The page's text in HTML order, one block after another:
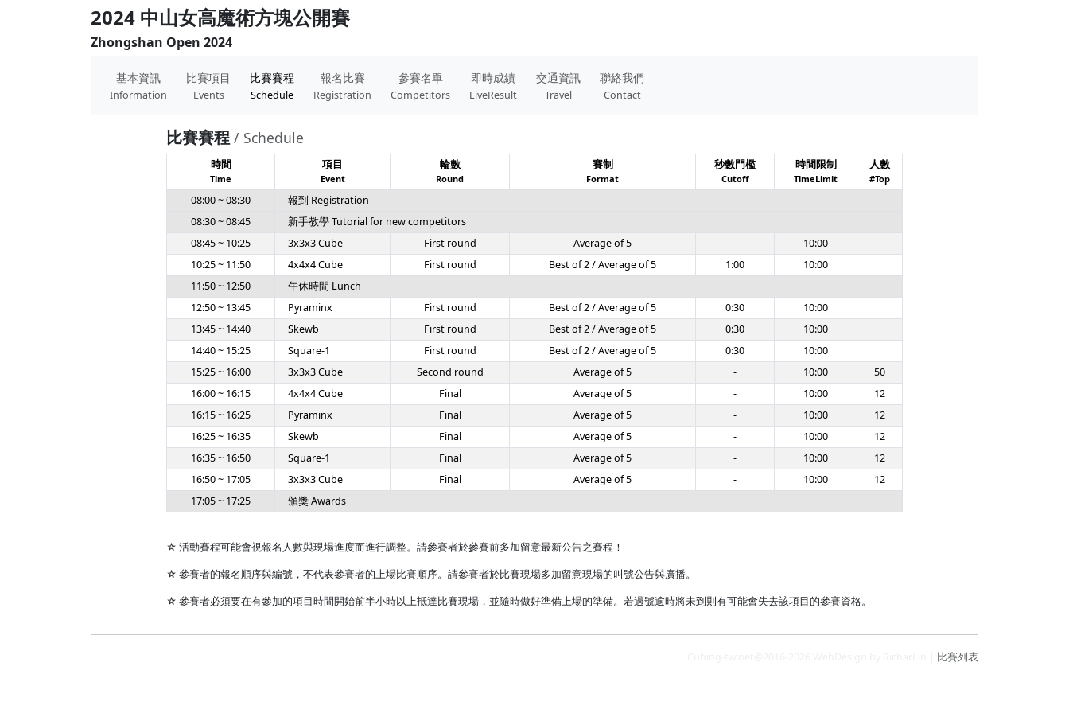
2024 中山女高魔術方塊公開賽
Zhongshan Open 2024
基本資訊
Information
比賽項目
Events
比賽賽程
Schedule
報名比賽
Registration
參賽名單
Competitors
即時成績
LiveResult
交通資訊
Travel
聯絡我們
Contact
比賽賽程 / Schedule
時間
Time
項目
Event
輪數
Round
賽制
Format
秒數門檻
Cutoff
時間限制
TimeLimit
人數
#Top
08:00 ~ 08:30
報到 Registration
08:30 ~ 08:45
新手教學 Tutorial for new competitors
08:45 ~ 10:25
3x3x3 Cube First round Average of 5 -
10:00
10:25 ~ 11:50
4x4x4 Cube First round Best of 2 / Average of 5 1:00
10:00
11:50 ~ 12:50
午休時間 Lunch
12:50 ~ 13:45
Pyraminx First round Best of 2 / Average of 5 0:30
10:00
13:45 ~ 14:40
Skewb First round Best of 2 / Average of 5 0:30
10:00
14:40 ~ 15:25
Square-1 First round Best of 2 / Average of 5 0:30
10:00
15:25 ~ 16:00
3x3x3 Cube Second round Average of 5 - 10:00
50
16:00 ~ 16:15
4x4x4 Cube Final Average of 5 - 10:00
12
16:15 ~ 16:25
Pyraminx Final Average of 5 - 10:00
12
16:25 ~ 16:35
Skewb Final Average of 5 - 10:00
12
16:35 ~ 16:50
Square-1 Final Average of 5 - 10:00
12
16:50 ~ 17:05
3x3x3 Cube Final Average of 5 - 10:00
12
17:05 ~ 17:25
頒獎 Awards
☆ 活動賽程可能會視報名人數與現場進度而進行調整。請參賽者於參賽前多加留意最新公告之賽程！
☆ 參賽者的報名順序與編號，不代表參賽者的上場比賽順序。請參賽者於比賽現場多加留意現場的叫號公告與廣播。
☆ 參賽者必須要在有參加的項目時間開始前半小時以上抵達比賽現場，並隨時做好準備上場的準備。若過號逾時將未到則有可能會失去該項目的參賽資格。
比賽列表